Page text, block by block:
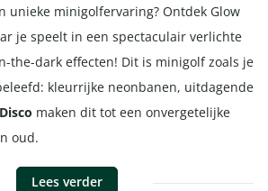
unieke minigolfervaring? Ontdek Glow
je speelt in een spectaculair verlichte
the-dark effecten! Dit is minigolf zoals je
kleurrijke neonbanen, uitdagende
maken dit tot een onvergetelijke
oud.
Lees verder